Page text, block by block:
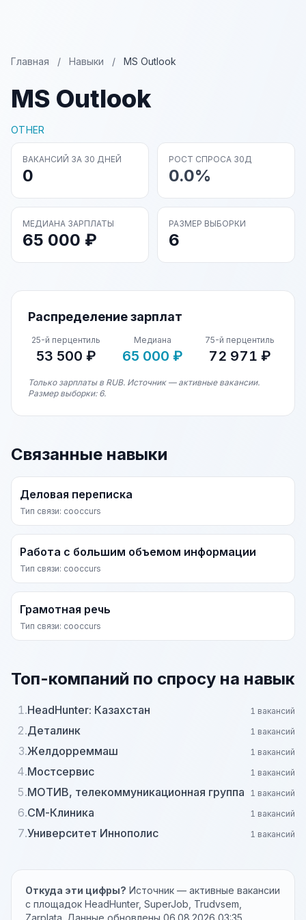
Главная / Навыки / MS Outlook
MS Outlook
OTHER
ВАКАНСИЙ ЗА 30 ДНЕЙ
0
РОСТ СПРОСА 30Д
0.0%
МЕДИАНА ЗАРПЛАТЫ
65 000 ₽
РАЗМЕР ВЫБОРКИ
6
Распределение зарплат
25-й перцентиль
53 500 ₽
Медиана
65 000 ₽
75-й перцентиль
72 971 ₽
Только зарплаты в RUB. Источник — активные вакансии.
Размер выборки: 6.
Связанные навыки
Деловая переписка
Тип связи: cooccurs
Работа с большим объемом информации
Тип связи: cooccurs
Грамотная речь
Тип связи: cooccurs
Топ-компаний по спросу на навык
1.HeadHunter: Казахстан 1 вакансий
2.Деталинк 1 вакансий
3.Желдорреммаш 1 вакансий
4.Мостсервис 1 вакансий
5.МОТИВ, телекоммуникационная группа 1 вакансий
6.СМ-Клиника 1 вакансий
7.Университет Иннополис 1 вакансий
Откуда эти цифры? Источник — активные вакансии
с площадок HeadHunter, SuperJob, Trudvsem,
Zarplata. Данные обновлены 06.08.2026 03:35.